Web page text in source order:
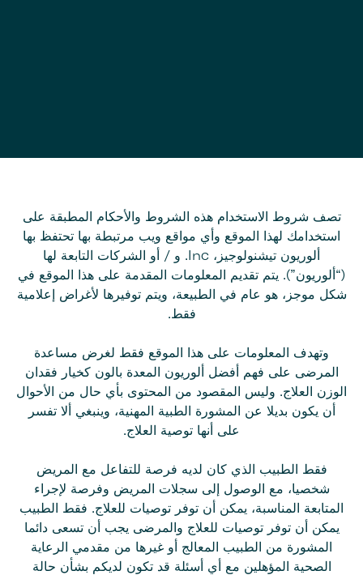
تصف شروط الاستخدام هذه الشروط والأحكام المطبقة على
استخدامك لهذا الموقع وأي مواقع ويب مرتبطة بها تحتفظ بها
ألوريون تيشنولوجيز، Inc. و / أو الشركات التابعة لها
(“ألوريون”). يتم تقديم المعلومات المقدمة على هذا الموقع في
شكل موجز، هو عام في الطبيعة، ويتم توفيرها لأغراض إعلامية
فقط.
وتهدف المعلومات على هذا الموقع فقط لغرض مساعدة
المرضى على فهم أفضل ألوريون المعدة بالون كخيار فقدان
الوزن العلاج. وليس المقصود من المحتوى بأي حال من الأحوال
أن يكون بديلا عن المشورة الطبية المهنية، وينبغي ألا تفسر
على أنها توصية العلاج.
فقط الطبيب الذي كان لديه فرصة للتفاعل مع المريض
شخصيا، مع الوصول إلى سجلات المريض وفرصة لإجراء
المتابعة المناسبة، يمكن أن توفر توصيات للعلاج. فقط الطبيب
يمكن أن توفر توصيات للعلاج والمرضى يجب أن تسعى دائما
المشورة من الطبيب المعالج أو غيرها من مقدمي الرعاية
الصحية المؤهلين مع أي أسئلة قد تكون لديكم بشأن حالة